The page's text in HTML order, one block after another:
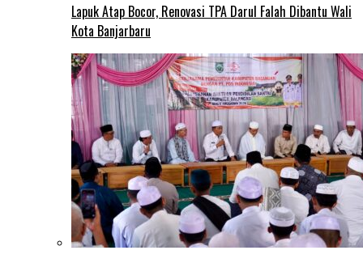
Lapuk Atap Bocor, Renovasi TPA Darul Falah Dibantu Wali
Kota Banjarbaru